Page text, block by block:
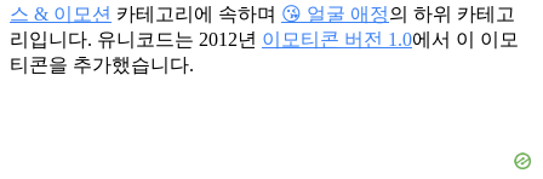
스 & 이모션 카테고리에 속하며 😘 얼굴 애정의 하위 카테고
리입니다. 유니코드는 2012년 이모티콘 버전 1.0에서 이 이모
티콘을 추가했습니다.